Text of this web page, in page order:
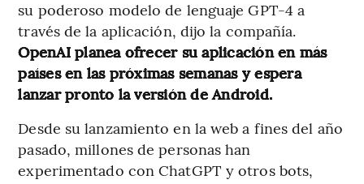
su poderoso modelo de lenguaje GPT-4 a
través de la aplicación, dijo la compañía.
OpenAI planea ofrecer su aplicación en más
países en las próximas semanas y espera
lanzar pronto la versión de Android.
Desde su lanzamiento en la web a fines del año
pasado, millones de personas han
experimentado con ChatGPT y otros bots,